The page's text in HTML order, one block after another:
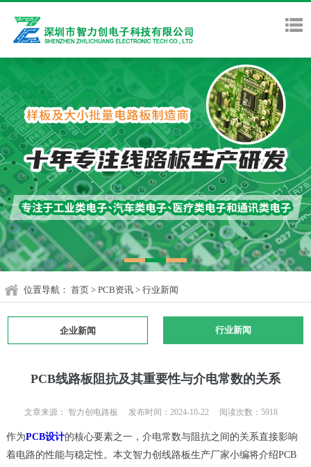
位置导航： 首页 > PCB资讯 > 行业新闻
企业新闻 行业新闻
PCB线路板阻抗及其重要性与介电常数的关系
文章来源： 智力创电路板 发布时间：2024-10-22 阅读次数：5918
作为PCB设计的核心要素之一，介电常数与阻抗之间的关系直接影响
着电路的性能与稳定性。本文智力创线路板生产厂家小编将介绍PCB